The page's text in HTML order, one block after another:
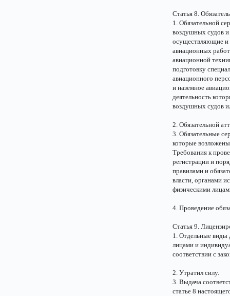
Статья 8.
1. Обязательной
воздушных судов и
осуществляющие и
авиационных
авиационной
подготовку
авиационного
и наземное
деятельность
воздушных судов
2. Обязательной
3. Обязательные
которые
Требования к
регистрации и
правилами и
власти, органами
физическими
4. Проведение
Статья 9.
1. Отдельные виды
лицами и
соответствии с
2. Утратил силу.
3. Выдача
статье 8